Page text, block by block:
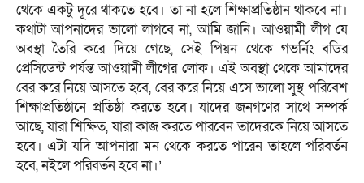
থেকে একটু দূরে থাকতে হবে। তা না হলে শিক্ষাপ্রতিষ্ঠান থাকবে না।
কথাটা আপনাদের ভালো লাগবে না, আমি জানি। আওয়ামী লীগ যে
অবস্থা তৈরি করে দিয়ে গেছে, সেই পিয়ন থেকে গভর্নিং বডির
প্রেসিডেন্ট পর্যন্ত আওয়ামী লীগের লোক। এই অবস্থা থেকে আমাদের
বের করে নিয়ে আসতে হবে, বের করে নিয়ে এসে ভালো সুস্থ পরিবেশ
শিক্ষাপ্রতিষ্ঠানে প্রতিষ্ঠা করতে হবে। যাদের জনগণের সাথে সম্পর্ক
আছে, যারা শিক্ষিত, যারা কাজ করতে পারবেন তাদেরকে নিয়ে আসতে
হবে। এটা যদি আপনারা মন থেকে করতে পারেন তাহলে পরিবর্তন
হবে, নইলে পরিবর্তন হবে না।’